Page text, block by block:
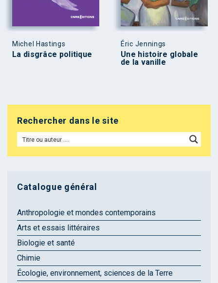
Michel Hastings
La disgrâce politique
Éric Jennings
Une histoire globale
de la vanille
Rechercher dans le site
Catalogue général
Anthropologie et mondes contemporains
Arts et essais littéraires
Biologie et santé
Chimie
Écologie, environnement, sciences de la Terre